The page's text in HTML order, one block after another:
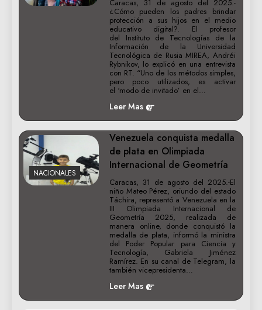
Caracas, 31 de agosto del 2025.-
¿Cómo pueden los padres brindar
protección a sus hijos en el medio
educativo digital?. El profesor
del Instituto de Tecnologías de la
Información de la Universidad
Tecnológica de Rusia MIREA, Andréi
Rybnikov, lo explicó en una entrevista
con RT. “Uno de los métodos simples,
pero poco utilizados, es activar
el ‘modo de invitado’ en el…
Leer Mas
NACIONALES
Venezuela conquista medalla
de plata en Olimpiada
Internacional de Geometría
Caracas, 31 de agosto del 2025.-El
niño Mateo Pérez, oriundo del estado
Táchira, representó a Venezuela en la
III Olimpiada Internacional de
Geometría 2025, realizada de
manera online, donde conquistó la
medalla de plata, informó la ministra
del Poder Popular para Ciencia y
Tecnología, Gabriela Jiménez
Ramírez. En su canal de Telegram, la
también vicepresidenta…
Leer Mas